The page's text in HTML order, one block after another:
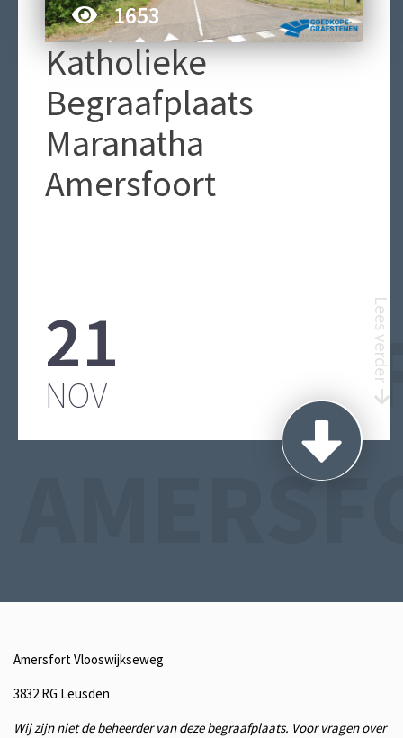
1653
Katholieke
Begraafplaats
Maranatha
Amersfoort
21
NOV
Lees verder
Amersfort Vlooswijkseweg
3832 RG Leusden
Wij zijn niet de beheerder van deze begraafplaats. Voor vragen over